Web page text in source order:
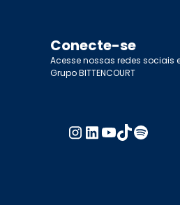
Conecte-se
Acesse nossas redes sociais
Grupo BITTENCOURT